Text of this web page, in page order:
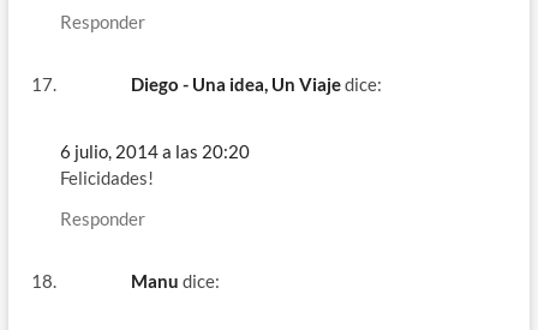
Responder
Diego - Una idea, Un Viajedice:
6 julio, 2014 a las 20:20
Felicidades!
Responder
Manu dice: